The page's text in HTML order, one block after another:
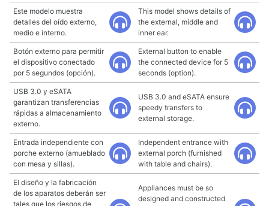
Este modelo muestra
detalles del oído externo,
medio e interno.
This model shows details of
the external, middle and
inner ear.
Botón externo para permitir
el dispositivo conectado
por 5 segundos (opción).
External button to enable
the connected device for 5
seconds (option).
USB 3.0 y eSATA
garantizan transferencias
rápidas a almacenamiento
externo.
USB 3.0 and eSATA ensure
speedy transfers to
external storage.
Entrada independiente con
porche externo (amueblado
con mesa y sillas).
Independent entrance with
external porch (furnished
with table and chairs).
El diseño y la fabricación
de los aparatos deberán ser
tales que los riesgos de
Appliances must be so
designed and constructed